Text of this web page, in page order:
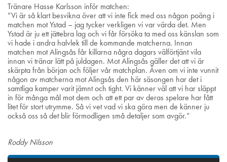
Tränare Hasse Karlsson inför matchen:
”Vi är så klart besvikna över att vi inte fick med oss någon poäng i
matchen mot Ystad – jag tycker verkligen vi var värda det. Men
Ystad är ju ett jättebra lag och vi får försöka ta med oss känslan som
vi hade i andra halvlek till de kommande matcherna. Innan
matchen mot Alingsås får killarna några dagars välförtjänt vila
innan vi tränar lätt på juldagen. Mot Alingsås gäller det att vi är
skärpta från början och följer vår matchplan. Även om vi inte vunnit
någon av matcherna mot Alingsås den här säsongen har det i
samtliga kamper varit jämnt och tight. Vi känner väl att vi har släppt
in för många mål mot dem och att ett par av deras spelare har fått
litet för stort utrymme. Så vi vet vad vi ska göra men de känner ju
också oss så det blir förmodligen små detaljer som avgör.”
Roddy Nilsson